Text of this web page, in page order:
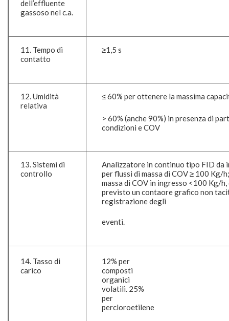
dell’effluente
gassoso nel c.a.
11. Tempo di
contatto
≥1,5 s
12. Umidità
relativa
≤ 60% per ottenere la massima
> 60% (anche 90%) in presenza di
condizioni e COV
13. Sistemi di
controllo
Analizzatore in continuo tipo FID da
per flussi di massa di COV ≥ 100 Kg/
massa di COV in ingresso <100 Kg/h,
previsto un contaore grafico non
registrazione degli
eventi.
14. Tasso di
carico
12% per
composti
organici
volatili. 25%
per
percloroetilene